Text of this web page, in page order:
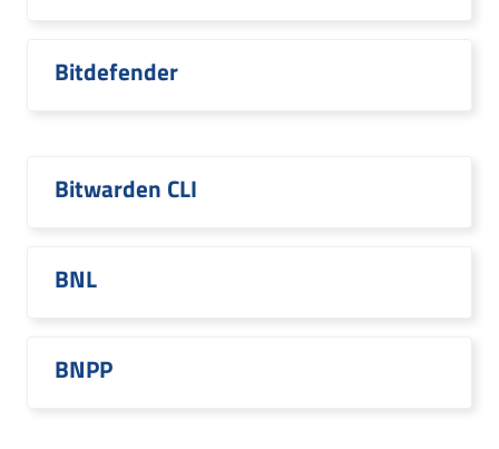
Bitdefender
Bitwarden CLI
BNL
BNPP